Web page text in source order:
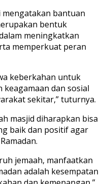
bantuan
bentuk
meningkatkan
memperkuat peran
keberkahan untuk
keagamaan dan sosial
sekitar,” tuturnya.
masjid diharapkan bisa
baik dan positif agar
jemaah, manfaatkan
adalah kesempatan